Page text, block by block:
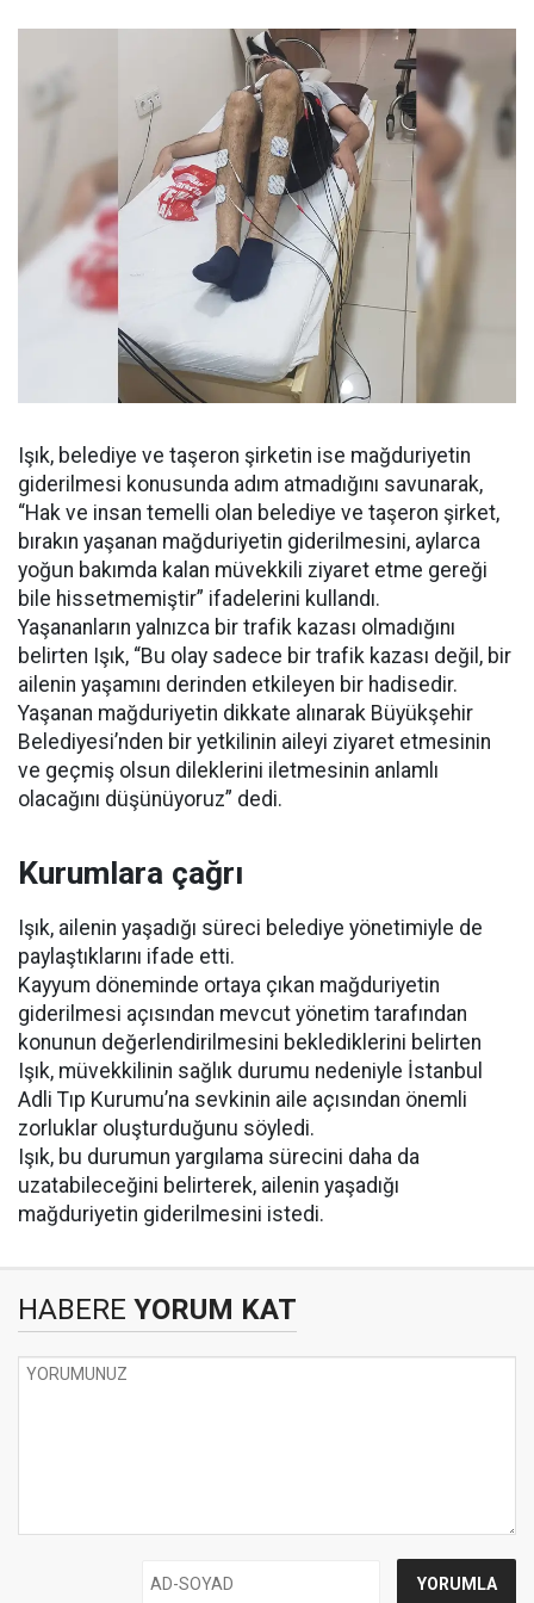
Işık, belediye ve taşeron şirketin ise mağduriyetin
giderilmesi konusunda adım atmadığını savunarak,
“Hak ve insan temelli olan belediye ve taşeron şirket,
bırakın yaşanan mağduriyetin giderilmesini, aylarca
yoğun bakımda kalan müvekkili ziyaret etme gereği
bile hissetmemiştir” ifadelerini kullandı.
Yaşananların yalnızca bir trafik kazası olmadığını
belirten Işık, “Bu olay sadece bir trafik kazası değil, bir
ailenin yaşamını derinden etkileyen bir hadisedir.
Yaşanan mağduriyetin dikkate alınarak Büyükşehir
Belediyesi’nden bir yetkilinin aileyi ziyaret etmesinin
ve geçmiş olsun dileklerini iletmesinin anlamlı
olacağını düşünüyoruz” dedi.
Kurumlara çağrı
Işık, ailenin yaşadığı süreci belediye yönetimiyle de
paylaştıklarını ifade etti.
Kayyum döneminde ortaya çıkan mağduriyetin
giderilmesi açısından mevcut yönetim tarafından
konunun değerlendirilmesini beklediklerini belirten
Işık, müvekkilinin sağlık durumu nedeniyle İstanbul
Adli Tıp Kurumu’na sevkinin aile açısından önemli
zorluklar oluşturduğunu söyledi.
Işık, bu durumun yargılama sürecini daha da
uzatabileceğini belirterek, ailenin yaşadığı
mağduriyetin giderilmesini istedi.
HABERE YORUM KAT